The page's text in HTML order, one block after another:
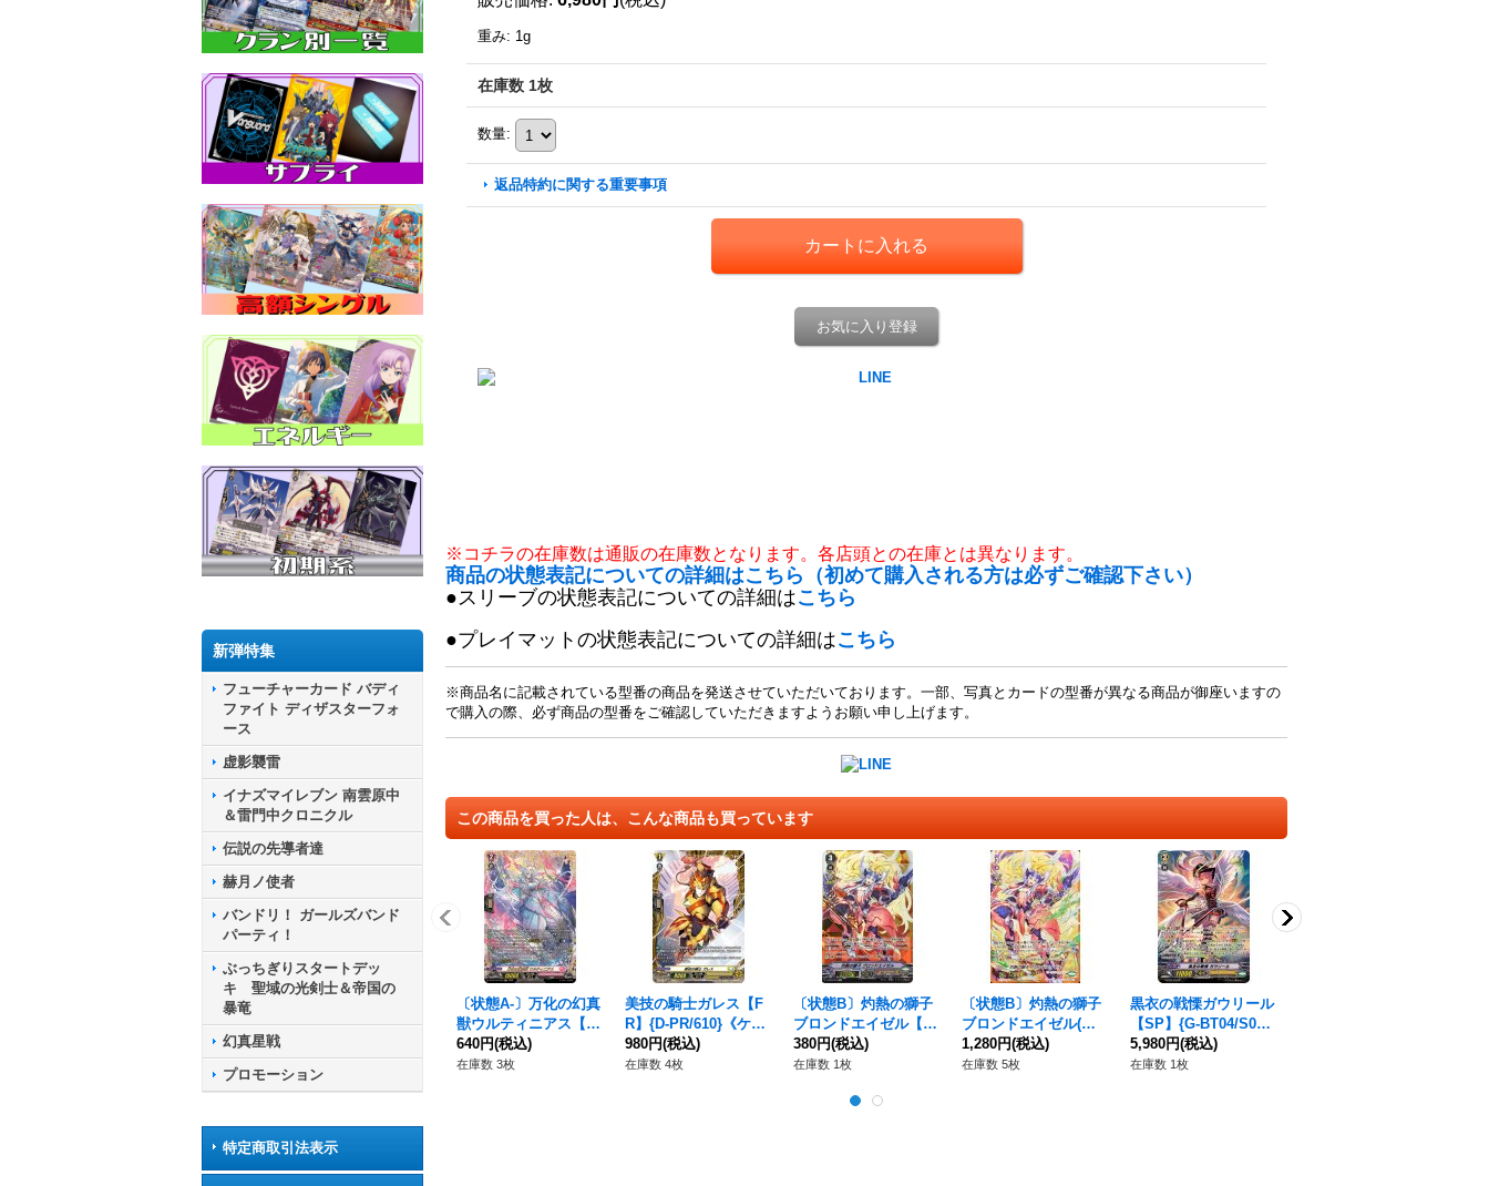
新弾特集
フューチャーカード バディ
ファイト ディザスターフォ
ース
虚影襲雷
イナズマイレブン 南雲原中
＆雷門中クロニクル
伝説の先導者達
赫月ノ使者
バンドリ！ ガールズバンド
パーティ！
ぶっちぎりスタートデッ
キ 聖域の光剣士＆帝国の
暴竜
幻真星戦
プロモーション
特定商取引法表示
重み: 1g
在庫数 1枚
数量:
返品特約に関する重要事項
お気に入り登録
※コチラの在庫数は通販の在庫数となります。各店頭との在庫とは異なります。
商品の状態表記についての詳細はこちら（初めて購入される方は必ずご確認下さい）
●スリーブの状態表記についての詳細はこちら
●プレイマットの状態表記についての詳細はこちら
※商品名に記載されている型番の商品を発送させていただいております。一部、写真とカードの型番が異なる商品が御座いますの
で購入の際、必ず商品の型番をご確認していただきますようお願い申し上げます。
この商品を買った人は、こんな商品も買っています
〔状態A-〕万化の幻真
獣ウルティニアス【F
FR】{DZ-BT13/FFR1
8}《リリカルモナステ
640円(税込)
在庫数 3枚
美技の騎士ガレス【F
R】{D-PR/610}《ケテ
ルサンクチュアリ》
980円(税込)
在庫数 4枚
〔状態B〕灼熱の獅子
ブロンドエイゼル【S
VR】{V-EB03/SV02}
《ゴールドパラディ
380円(税込)
在庫数 1枚
〔状態B〕灼熱の獅子
ブロンドエイゼル(金
色サイン)【URR】{V-
EB03/UR02}《ゴール
1,280円(税込)
在庫数 5枚
黒衣の戦慄ガウリール
【SP】{G-BT04/S03}
《エンジェルフェザ
ー》
5,980円(税込)
在庫数 1枚